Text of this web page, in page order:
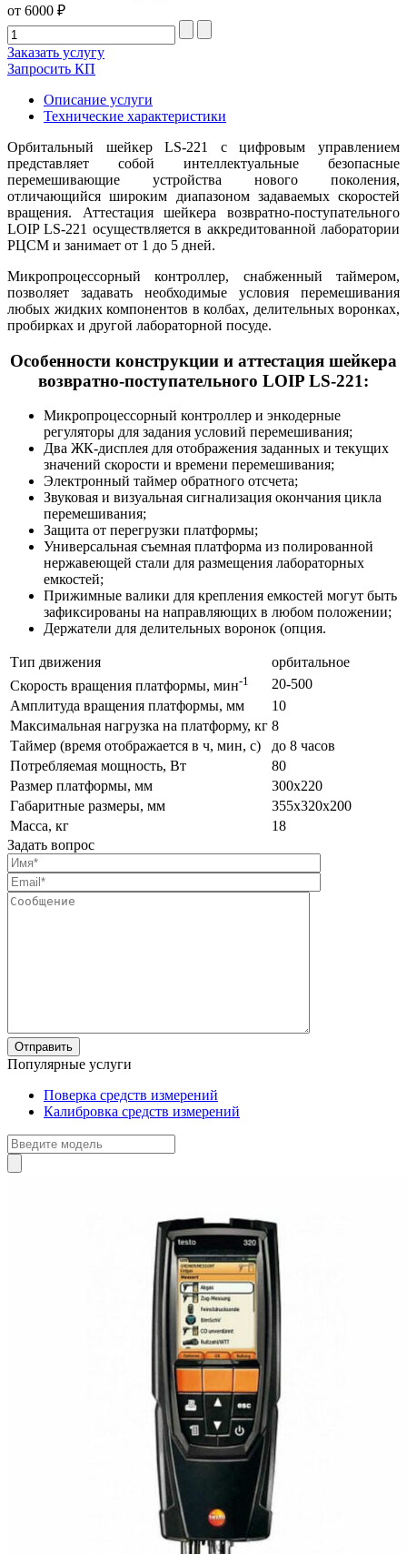
от 6000 ₽
Заказать услугу
Запросить КП
Описание услуги
Технические характеристики
Орбитальный шейкер LS-221 с цифровым управлением
представляет собой интеллектуальные безопасные
перемешивающие устройства нового поколения,
отличающийся широким диапазоном задаваемых скоростей
вращения. Аттестация шейкера возвратно-поступательного
LOIP LS-221 осуществляется в аккредитованной лаборатории
РЦСМ и занимает от 1 до 5 дней.
Микропроцессорный контроллер, снабженный таймером,
позволяет задавать необходимые условия перемешивания
любых жидких компонентов в колбах, делительных воронках,
пробирках и другой лабораторной посуде.
Особенности конструкции и аттестация шейкера
возвратно-поступательного LOIP LS-221:
Микропроцессорный контроллер и энкодерные
регуляторы для задания условий перемешивания;
Два ЖК-дисплея для отображения заданных и текущих
значений скорости и времени перемешивания;
Электронный таймер обратного отсчета;
Звуковая и визуальная сигнализация окончания цикла
перемешивания;
Защита от перегрузки платформы;
Универсальная съемная платформа из полированной
нержавеющей стали для размещения лабораторных
емкостей;
Прижимные валики для крепления емкостей могут быть
зафиксированы на направляющих в любом положении;
Держатели для делительных воронок (опция.
Тип движения
орбитальное
Скорость вращения платформы, мин-1
20-500
Амплитуда вращения платформы, мм
10
Максимальная нагрузка на платформу, кг 8
Таймер (время отображается в ч, мин, с)
до 8 часов
Потребляемая мощность, Вт
80
Размер платформы, мм
300х220
Габаритные размеры, мм
355х320х200
Масса, кг
18
Задать вопрос
Популярные услуги
Поверка средств измерений
Калибровка средств измерений